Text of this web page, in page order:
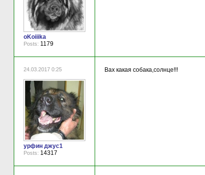
oKoiiika
Posts: 1179
24.03.2017 0:25
урфин джус1
Posts: 14317
Вах какая собака,солнце!!!